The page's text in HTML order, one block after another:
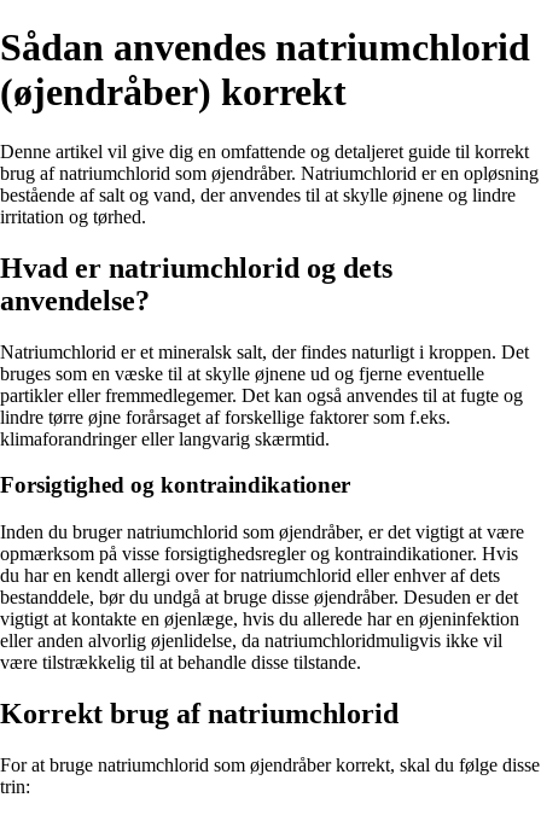
Sådan anvendes natriumchlorid
(øjendråber) korrekt
Denne artikel vil give dig en omfattende og detaljeret guide til korrekt
brug af natriumchlorid som øjendråber. Natriumchlorid er en opløsning
bestående af salt og vand, der anvendes til at skylle øjnene og lindre
irritation og tørhed.
Hvad er natriumchlorid og dets
anvendelse?
Natriumchlorid er et mineralsk salt, der findes naturligt i kroppen. Det
bruges som en væske til at skylle øjnene ud og fjerne eventuelle
partikler eller fremmedlegemer. Det kan også anvendes til at fugte og
lindre tørre øjne forårsaget af forskellige faktorer som f.eks.
klimaforandringer eller langvarig skærmtid.
Forsigtighed og kontraindikationer
Inden du bruger natriumchlorid som øjendråber, er det vigtigt at være
opmærksom på visse forsigtighedsregler og kontraindikationer. Hvis
du har en kendt allergi over for natriumchlorid eller enhver af dets
bestanddele, bør du undgå at bruge disse øjendråber. Desuden er det
vigtigt at kontakte en øjenlæge, hvis du allerede har en øjeninfektion
eller anden alvorlig øjenlidelse, da natriumchloridmuligvis ikke vil
være tilstrækkelig til at behandle disse tilstande.
Korrekt brug af natriumchlorid
For at bruge natriumchlorid som øjendråber korrekt, skal du følge disse
trin: